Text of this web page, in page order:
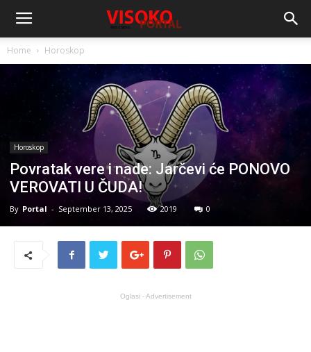
Home Horoskop
Horoskop
Povratak vere i nade: Jarčevi će PONOVO
VEROVATI U ČUDA!
By Portal - September 13, 2025 2019 0
Oglasi - Advertisement